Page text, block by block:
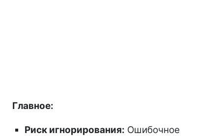
Главное:
Риск игнорирования: Ошибочное